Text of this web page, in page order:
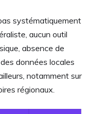
systématiquement
aucun outil
absence de
données locales
notamment sur
régionaux.